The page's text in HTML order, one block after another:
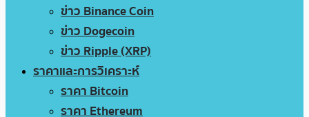
ข่าว Binance Coin
ข่าว Dogecoin
ข่าว Ripple (XRP)
ราคาและการวิเคราะห์
ราคา Bitcoin
ราคา Ethereum